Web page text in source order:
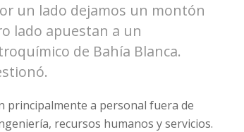
un lado dejamos un montón
lado apuestan a un
de Bahía Blanca.
principalmente a personal fuera de
recursos humanos y servicios.